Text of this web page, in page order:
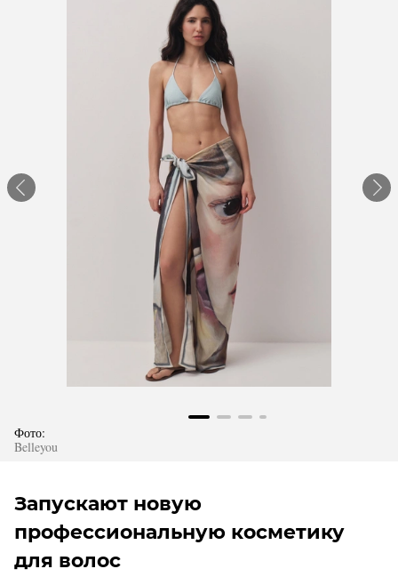
Фото:
Belleyou
Запускают новую
профессиональную косметику
для волос